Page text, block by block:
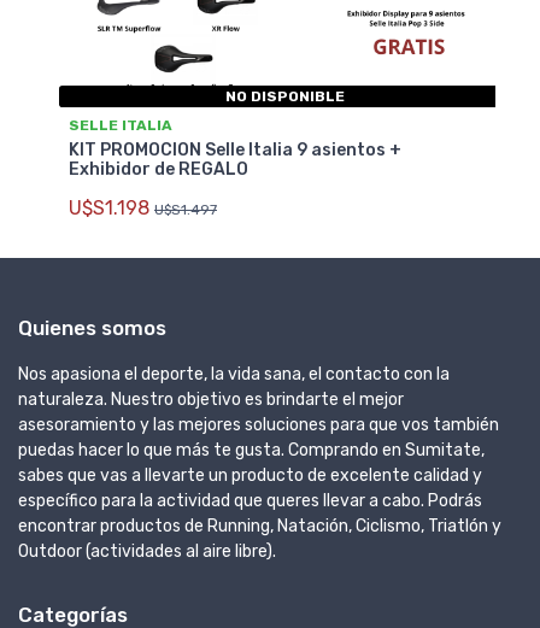
NO DISPONIBLE
SELLE ITALIA
KIT PROMOCION Selle Italia 9 asientos +
Exhibidor de REGALO
U$S1.198 U$S1.497
Quienes somos
Nos apasiona el deporte, la vida sana, el contacto con la
naturaleza. Nuestro objetivo es brindarte el mejor
asesoramiento y las mejores soluciones para que vos también
puedas hacer lo que más te gusta. Comprando en Sumitate,
sabes que vas a llevarte un producto de excelente calidad y
específico para la actividad que queres llevar a cabo. Podrás
encontrar productos de Running, Natación, Ciclismo, Triatlón y
Outdoor (actividades al aire libre).
Categorías